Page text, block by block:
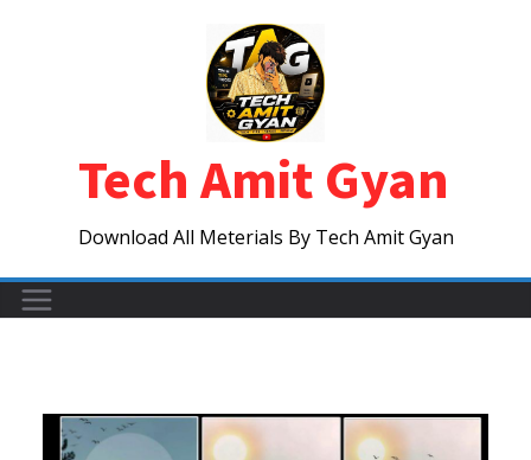
Tech Amit Gyan
Download All Meterials By Tech Amit Gyan